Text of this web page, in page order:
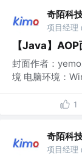
奇陌科
【Java】
封面作者：
境 电脑环境：
1
奇陌科